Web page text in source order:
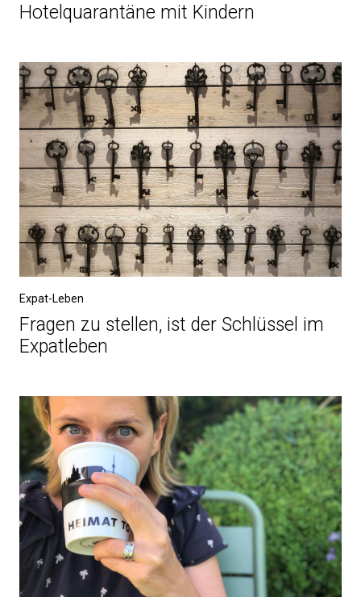
Hotelquarantäne mit Kindern
Expat-Leben
Fragen zu stellen, ist der Schlüssel im
Expatleben